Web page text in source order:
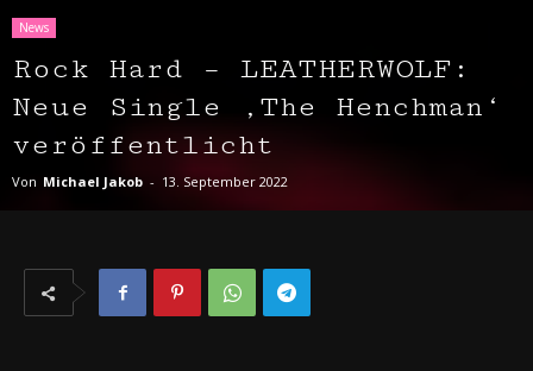
News
Rock Hard – LEATHERWOLF:
Neue Single ‚The Henchman‘
veröffentlicht
Von Michael Jakob - 13. September 2022